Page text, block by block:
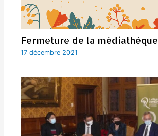
Fermeture de la médiathèque
17 décembre 2021